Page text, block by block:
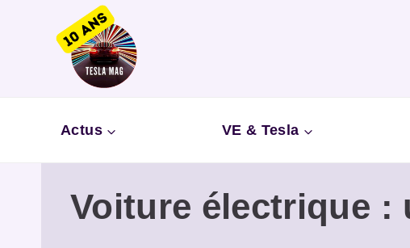
Actus VE & Tesla
Voiture électrique :